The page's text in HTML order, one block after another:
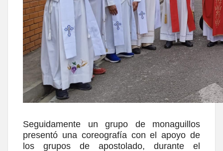
Seguidamente un grupo de monaguillos
presentó una coreografía con el apoyo de
los grupos de apostolado, durante el